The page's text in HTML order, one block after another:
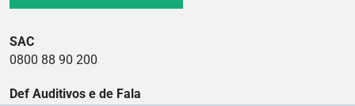
SAC
0800 88 90 200
Def Auditivos e de Fala